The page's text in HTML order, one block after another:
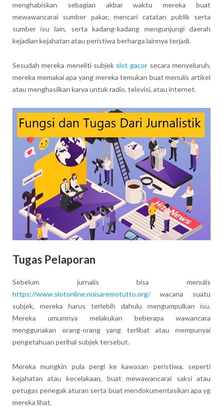
menghabiskan sebagian akbar waktu mereka buat
mewawancarai sumber pakar, mencari catatan publik serta
sumber isu lain, serta kadang-kadang mengunjungi daerah
kejadian kejahatan atau peristiwa berharga lainnya terjadi.
Sesudah mereka meneliti subjek slot gacor secara menyeluruh,
mereka memakai apa yang mereka temukan buat menulis artikel
atau menghasilkan karya untuk radio, televisi, atau internet.
Tugas Pelaporan
Sebelum jurnalis bisa menulis
https://www.slotonline.noisaremotutto.org/wacana suatu
subjek, mereka harus terlebih dahulu mengumpulkan isu.
Mereka umumnya melakukan beberapa wawancara
menggunakan orang-orang yang terlibat atau mempunyai
pengetahuan perihal subjek tersebut.
Mereka mungkin pula pergi ke kawasan peristiwa, seperti
kejahatan atau kecelakaan, buat mewawancarai saksi atau
petugas penegak aturan serta buat mendokumentasikan apa yg
mereka lihat.